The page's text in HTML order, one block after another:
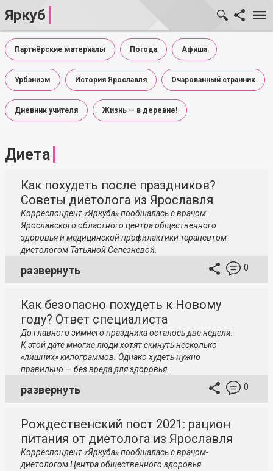
Яркуб
Партнёрские материалы Погода Афиша
Урбанизм История Ярославля Очарованный странник
Дневник учителя Жизнь — в деревне!
Диета
Как похудеть после праздников?
Советы диетолога из Ярославля
Корреспондент «Яркуба» пообщалась с врачом
Ярославского областного центра общественного
здоровья и медицинской профилактики терапевтом-
диетологом Татьяной Селезневой.
развернуть 0
Как безопасно похудеть к Новому
году? Ответ специалиста
До главного зимнего праздника осталось две недели.
К этой дате многие люди хотят скинуть несколько
«лишних» килограммов. Однако худеть нужно
правильно — без вреда для здоровья.
развернуть 0
Рождественский пост 2021: рацион
питания от диетолога из Ярославля
Корреспондент «Яркуба» пообщалась с врачом-
диетологом Центра общественного здоровья